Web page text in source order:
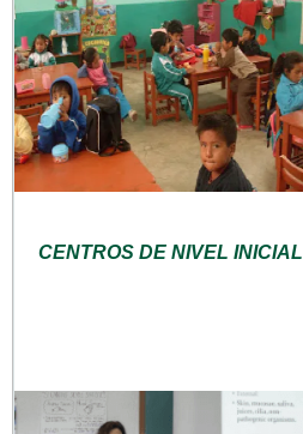
CENTROS DE NIVEL INICIAL